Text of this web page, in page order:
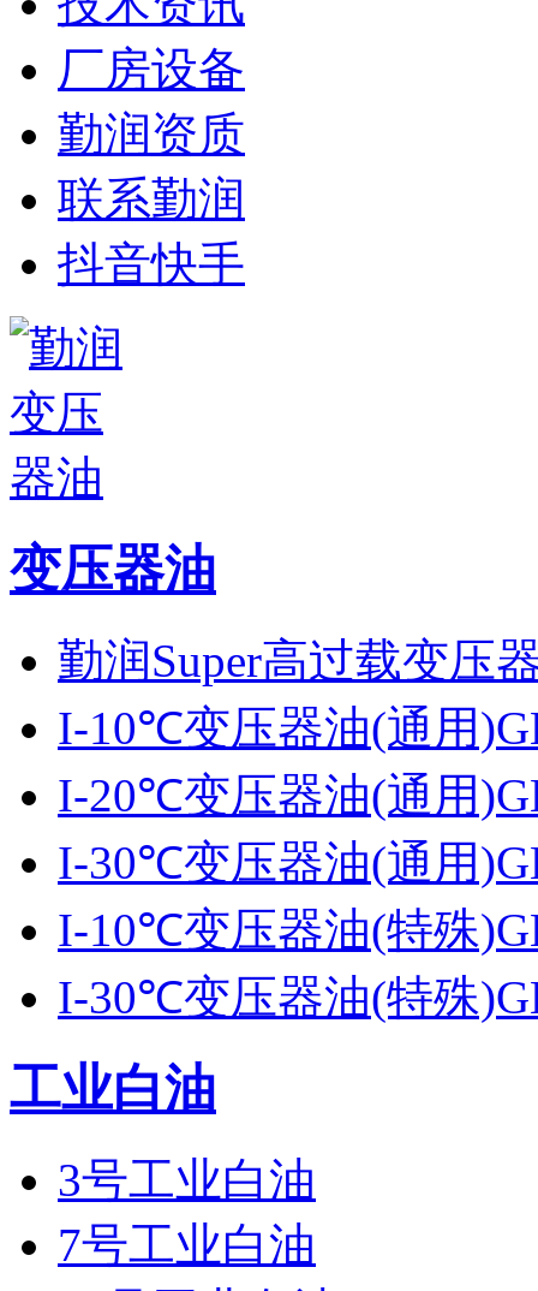
厂房设备
勤润资质
联系勤润
抖音快手
变压器油
勤润Super高过载变压
I-10℃变压器油(通用
I-20℃变压器油(通用
I-30℃变压器油(通用
I-10℃变压器油(特殊
I-30℃变压器油(特殊
工业白油
3号工业白油
7号工业白油